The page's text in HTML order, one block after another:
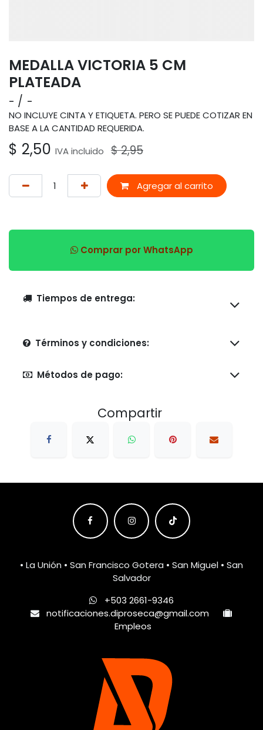
MEDALLA VICTORIA 5 CM
PLATEADA
- -
NO INCLUYE CINTA Y ETIQUETA. PERO SE PUEDE COTIZAR EN
BASE A LA CANTIDAD REQUERIDA.
$ 2,50 IVA incluido $2,95
Agregar al carrito
Comprar por WhatsApp
Tiempos de entrega:
Términos y condiciones:
Métodos de pago:
Compartir
• La Unión • San Francisco Gotera • San Miguel • San
Salvador
+503 2661-9346
notificaciones.diproseca@gmail.com
Empleos